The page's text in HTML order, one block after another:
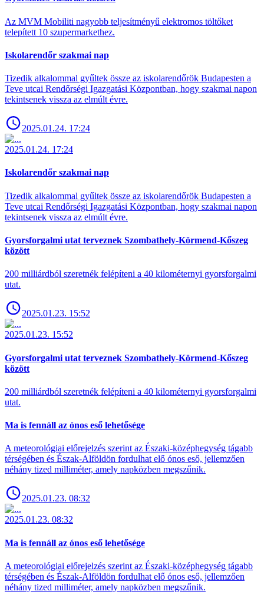
Az MVM Mobiliti nagyobb teljesítményű elektromos töltőket
telepített 10 szupermarkethez.
Iskolarendőr szakmai nap
Tizedik alkalommal gyűltek össze az iskolarendőrök Budapesten a
Teve utcai Rendőrségi Igazgatási Központban, hogy szakmai napon
tekintsenek vissza az elmúlt évre.
2025.01.24. 17:24
2025.01.24. 17:24
Iskolarendőr szakmai nap
Tizedik alkalommal gyűltek össze az iskolarendőrök Budapesten a
Teve utcai Rendőrségi Igazgatási Központban, hogy szakmai napon
tekintsenek vissza az elmúlt évre.
Gyorsforgalmi utat terveznek Szombathely-Körmend-Kőszeg
között
200 milliárdból szeretnék felépíteni a 40 kilométernyi gyorsforgalmi
utat.
2025.01.23. 15:52
2025.01.23. 15:52
Gyorsforgalmi utat terveznek Szombathely-Körmend-Kőszeg
között
200 milliárdból szeretnék felépíteni a 40 kilométernyi gyorsforgalmi
utat.
Ma is fennáll az ónos eső lehetősége
A meteorológiai előrejelzés szerint az Északi-középhegység tágabb
térségében és Észak-Alföldön fordulhat elő ónos eső, jellemzően
néhány tized milliméter, amely napközben megszűnik.
2025.01.23. 08:32
2025.01.23. 08:32
Ma is fennáll az ónos eső lehetősége
A meteorológiai előrejelzés szerint az Északi-középhegység tágabb
térségében és Észak-Alföldön fordulhat elő ónos eső, jellemzően
néhány tized milliméter, amely napközben megszűnik.